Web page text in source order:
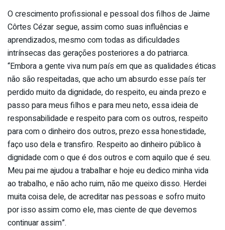
O crescimento profissional e pessoal dos filhos de Jaime
Côrtes Cézar segue, assim como suas influências e
aprendizados, mesmo com todas as dificuldades
intrínsecas das gerações posteriores a do patriarca.
“Embora a gente viva num país em que as qualidades éticas
não são respeitadas, que acho um absurdo esse país ter
perdido muito da dignidade, do respeito, eu ainda prezo e
passo para meus filhos e para meu neto, essa ideia de
responsabilidade e respeito para com os outros, respeito
para com o dinheiro dos outros, prezo essa honestidade,
faço uso dela e transfiro. Respeito ao dinheiro público à
dignidade com o que é dos outros e com aquilo que é seu.
Meu pai me ajudou a trabalhar e hoje eu dedico minha vida
ao trabalho, e não acho ruim, não me queixo disso. Herdei
muita coisa dele, de acreditar nas pessoas e sofro muito
por isso assim como ele, mas ciente de que devemos
continuar assim”.